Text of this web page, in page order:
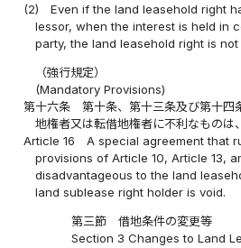
(2)
Even if the land leasehold right
lessor, when the interest is held in
party, the land leasehold right is
（強行規定）
(Mandatory Provisions)
第十六条
第十条、第十三条及び第十四
地権者又は転借地権者に不利なものは
Article 16
A special agreement that
provisions of Article 10, Article 13,
disadvantageous to the land
land sublease right holder is void.
第三節 借地条件の変更等
Section 3 Changes to Land